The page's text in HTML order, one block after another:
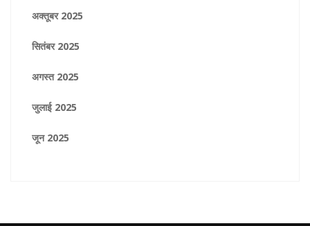
अक्तूबर 2025
सितंबर 2025
अगस्त 2025
जुलाई 2025
जून 2025